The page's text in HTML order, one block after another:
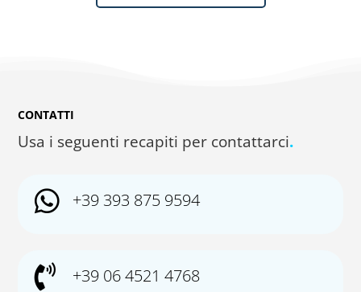
CONTATTI
Usa i seguenti recapiti per contattarci.
 +39 393 875 9594
 +39 06 4521 4768